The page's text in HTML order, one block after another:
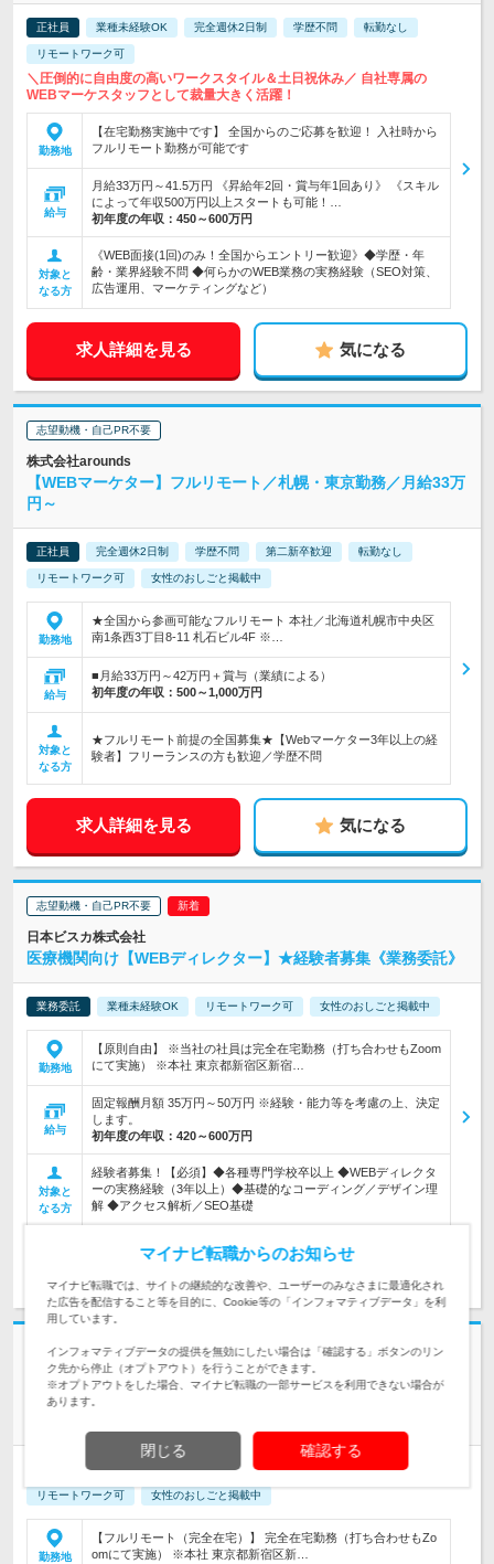
正社員 業種未経験OK 完全週休2日制 学歴不問 転勤なし
リモートワーク可
＼圧倒的に自由度の高いワークスタイル＆土日祝休み／ 自社専属の
WEBマーケスタッフとして裁量大きく活躍！
勤務地
【在宅勤務実施中です】 全国からのご応募を歓迎！ 入社時から
フルリモート勤務が可能です
給与
月給33万円～41.5万円 《昇給年2回・賞与年1回あり》 《スキル
によって年収500万円以上スタートも可能！…
初年度の年収： 450～600万円
対象と
なる方
《WEB面接(1回)のみ！全国からエントリー歓迎》◆学歴・年
齢・業界経験不問 ◆何らかのWEB業務の実務経験（SEO対策、
広告運用、マーケティングなど）
求人詳細を見る 気になる
志望動機・自己PR不要
株式会社arounds
【WEBマーケター】フルリモート／札幌・東京勤務／月給33万
円～
正社員 完全週休2日制 学歴不問 第二新卒歓迎 転勤なし
リモートワーク可 女性のおしごと掲載中
勤務地
★全国から参画可能なフルリモート 本社／北海道札幌市中央区
南1条西3丁目8-11 札石ビル4F ※…
給与
■月給33万円～42万円＋賞与（業績による）
初年度の年収： 500～1,000万円
対象と
なる方
★フルリモート前提の全国募集★【Webマーケター3年以上の経
験者】フリーランスの方も歓迎／学歴不問
求人詳細を見る 気になる
志望動機・自己PR不要
日本ビスカ株式会社
医療機関向け【WEBディレクター】★経験者募集《業務委託》
業務委託 業種未経験OK リモートワーク可 女性のおしごと掲載中
勤務地
【原則自由】 ※当社の社員は完全在宅勤務（打ち合わせもZoom
にて実施） ※本社 東京都新宿区新宿…
給与
固定報酬月額 35万円～50万円 ※経験・能力等を考慮の上、決定
します。
初年度の年収： 420～600万円
対象と
なる方
経験者募集！【必須】◆各種専門学校卒以上 ◆WEBディレクタ
ーの実務経験（3年以上）◆基礎的なコーディング／デザイン理
解 ◆アクセス解析／SEO基礎
求人詳細を見る 気になる
志望動機・自己PR不要
日本ビスカ株式会社
医療機関向け【WEBディレクター】★経験者募集《フルリモー
業種未経験OK 完全週休2日制 第二新卒歓迎
リモートワーク可 女性のおしごと掲載中
勤務地
【フルリモート（完全在宅）】 完全在宅勤務（打ち合わせもZo
omにて実施） ※本社 東京都新宿区新…
マイナビ転職からのお知らせ
マイナビ転職では、サイトの継続的な改善や、ユーザーのみなさまに最適化され
た広告を配信すること等を目的に、Cookie等の「インフォマティブデータ」を利
用しています。
インフォマティブデータの提供を無効にしたい場合は「確認する」ボタンのリン
ク先から停止（オプトアウト）を行うことができます。
※オプトアウトをした場合、マイナビ転職の一部サービスを利用できない場合が
あります。
閉じる 確認する